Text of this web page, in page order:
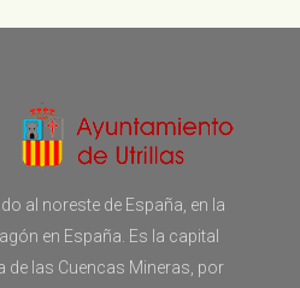
al noreste de España, en la
en España. Es la capital
las Cuencas Mineras, por